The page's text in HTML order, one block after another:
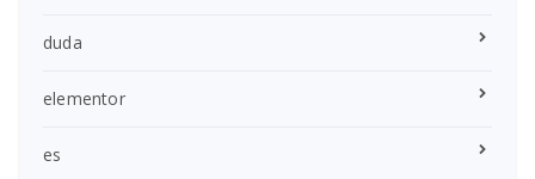
duda
elementor
es